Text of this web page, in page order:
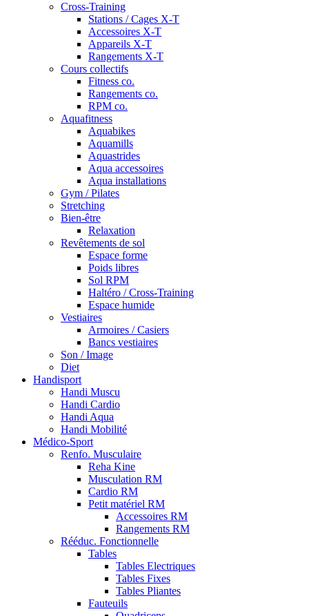
Cross-Training
Stations / Cages X-T
Accessoires X-T
Appareils X-T
Rangements X-T
Cours collectifs
Fitness co.
Rangements co.
RPM co.
Aquafitness
Aquabikes
Aquamills
Aquastrides
Aqua accessoires
Aqua installations
Gym / Pilates
Stretching
Bien-être
Relaxation
Revêtements de sol
Espace forme
Poids libres
Sol RPM
Haltéro / Cross-Training
Espace humide
Vestiaires
Armoires / Casiers
Bancs vestiaires
Son / Image
Diet
Handisport
Handi Muscu
Handi Cardio
Handi Aqua
Handi Mobilité
Médico-Sport
Renfo. Musculaire
Reha Kine
Musculation RM
Cardio RM
Petit matériel RM
Accessoires RM
Rangements RM
Rééduc. Fonctionnelle
Tables
Tables Electriques
Tables Fixes
Tables Pliantes
Fauteuils